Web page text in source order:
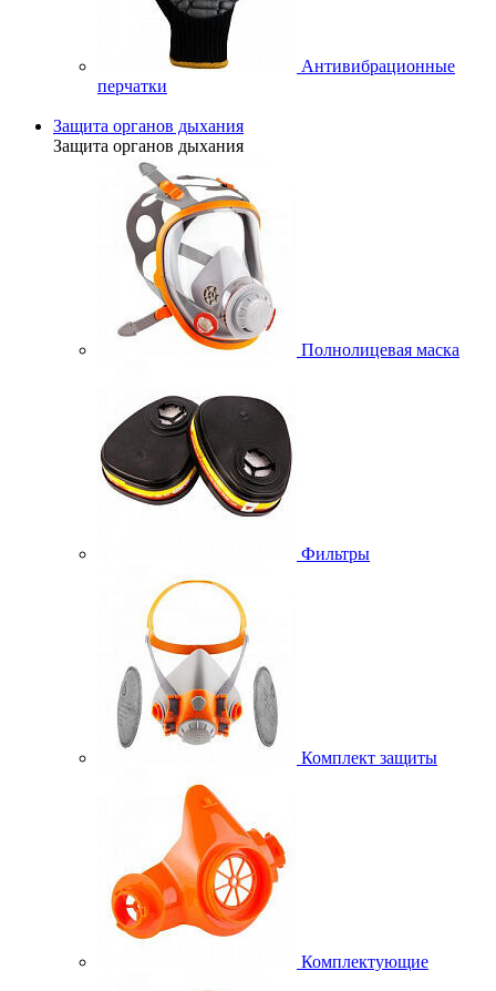
Антивибрационные
перчатки
Защита органов дыхания
Защита органов дыхания
Полнолицевая маска
Фильтры
Комплект защиты
Комплектующие